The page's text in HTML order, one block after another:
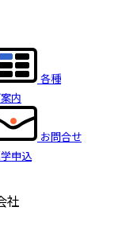
社
各種
内
お問合せ
申込